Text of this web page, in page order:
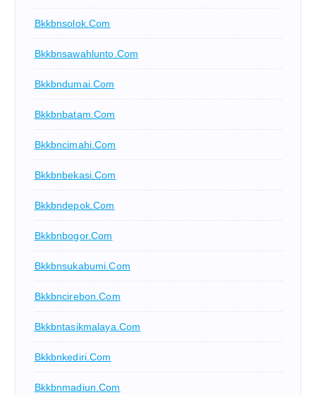
Bkkbnsolok.com
Bkkbnsawahlunto.com
Bkkbndumai.com
Bkkbnbatam.com
Bkkbncimahi.com
Bkkbnbekasi.com
Bkkbndepok.com
Bkkbnbogor.com
Bkkbnsukabumi.com
Bkkbncirebon.com
Bkkbntasikmalaya.com
Bkkbnkediri.com
Bkkbnmadiun.com